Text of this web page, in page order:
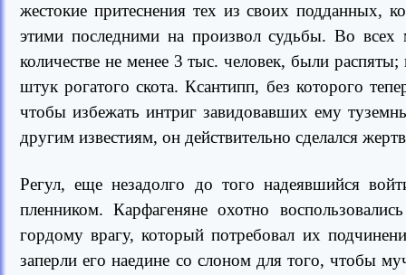
жестокие притеснения тех из своих подданных,
этими последними на произвол судьбы. Во
количестве не менее 3 тыс. человек, были
штук рогатого скота. Ксантипп, без которого
чтобы избежать интриг завидовавших ему
другим известиям, он действительно сделался
Регул, еще незадолго до того надеявшийся
пленником. Карфагеняне охотно
гордому врагу, который потребовал их
заперли его наедине со слоном для того, чтобы